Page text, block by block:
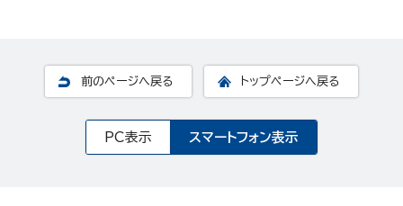
前のページへ戻る トップページへ戻る
PC表示 スマートフォン表示